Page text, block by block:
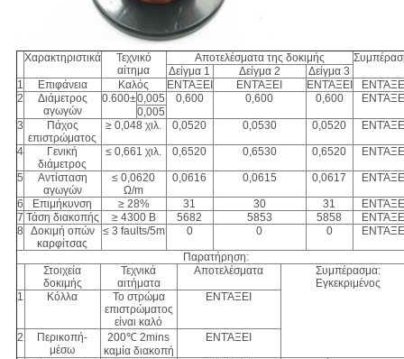
Χαρακτηριστικά
Τεχνικό
αίτημα
Αποτελέσματα της δοκιμής
Δείγμα 1
Δείγμα 2
Δείγμα 3
1
Επιφάνεια Καλός ΕΝΤΆΞΕΙ ΕΝΤΆΞΕΙ ΕΝΤΆΞΕΙ
2
Διάμετρος
αγωγών
0.600±0,005 0,600 0,600 0,600
0,005
3
Πάχος
επιστρώματος
≥ 0,048 χιλ. 0,0520 0,0530 0,0520
4
Γενική
διάμετρος
≤ 0,661 χιλ. 0,6520 0,6530 0,6520
5
Αντίσταση
αγωγών
≤ 0,0620
Ω/m
0,0616 0,0615 0,0617
6 Επιμήκυνση ≥ 28% 31 30 31
7 Τάση διακοπής ≥ 4300 Β 5682 5853 5858
8
Δοκιμή οπών
καρφίτσας
≤ 3 faults/5m 0 0 0
Παρατήρηση:
Στοιχεία
δοκιμής
Τεχνικά
αιτήματα
Αποτελέσματα
Συμπέρασμα:
Εγκεκριμένος
1
Κόλλα
Το στρώμα
επιστρώματος
είναι καλό
ΕΝΤΆΞΕΙ
2
Περικοπή-
μέσω
200℃ 2mins
καμία διακοπή
ΕΝΤΆΞΕΙ